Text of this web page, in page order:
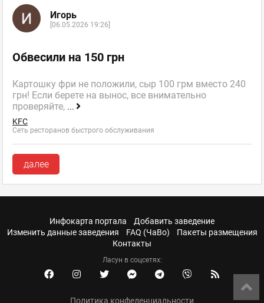
Игорь
[06.05.2026 19:26]
Обвесили на 150 грн
Картошку фри не положили, сыр 100 грм вместо 240
грн! Если берете на вынос, все внимательно
проверяйте, ...
KFC
Сеть ресторанов быстрого обслуживания
далее
Инфокарта портала
Добавить заведение
Изменить данные заведения
FAQ (ЧаВо)
Пакеты размещения
Контакты
Ласун в соцсетях:
Политика конфеденциальности